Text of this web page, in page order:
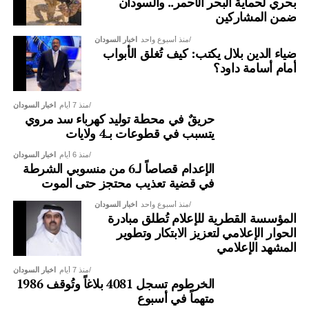
ضمن المشاركين
اخبار السودان منذ أسبوع واحد
ضياء الدين بلال يكتب: كيف تُغلق الأبواب
أمام أسامة داود؟
اخبار السودان منذ 7 أيام
حريقٌ في محطة توليد كهرباء سد مروي
يتسبب في قطوعات بـ4 ولايات
اخبار السودان منذ 6 أيام
الإعدام قصاصاً لـ6 من منسوبي الشرطة
في قضية تعذيب محتجز حتى الموت
اخبار السودان منذ أسبوع واحد
المؤسسة القطرية للإعلام تُطلق مبادرة
الحوار الإعلامي لتعزيز الابتكار وتطوير
المشهد الإعلامي
اخبار السودان منذ 7 أيام
الخرطوم تسجل 4081 بلاغاً وتُوقف 1986
متهماً في أسبوع